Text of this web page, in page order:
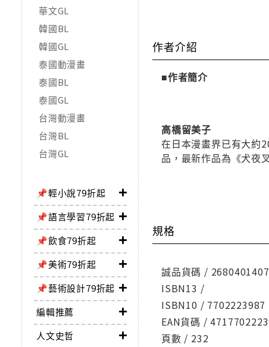
華文GL
韓國BL
韓國GL
泰國動漫畫
泰國BL
泰國GL
台灣動漫畫
台灣BL
台灣GL
📌輕小說79折起
📌語言學習79折起
📌飲食79折起
📌美術79折起
📌藝術設計79折起
編輯推薦
人文史哲
作者介紹
■作者簡介
高橋留美子
在日本漫畫界已有大約
品，最新作品為《犬夜
規格
誠品貨碼 /
ISBN13 /
ISBN10 / 7702223987
EAN貨碼 /
頁數 / 232